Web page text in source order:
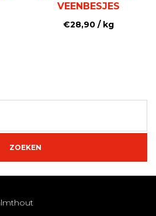
VEENBESJES
€28,90 / kg
ZOEKEN